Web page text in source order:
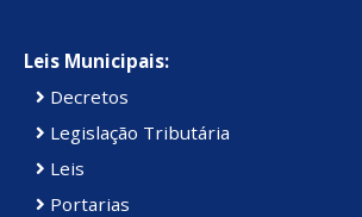
Leis Municipais:
Decretos
Legislação Tributária
Leis
Portarias